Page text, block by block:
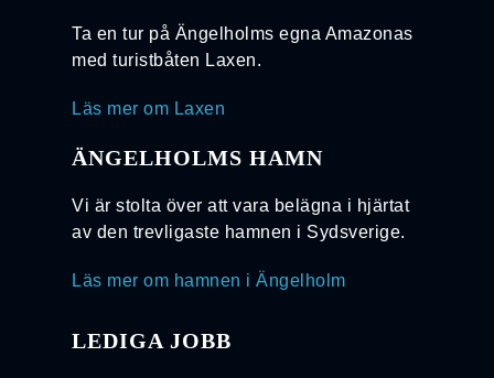
Ta en tur på Ängelholms egna Amazonas
med turistbåten Laxen.
Läs mer om Laxen
ÄNGELHOLMS HAMN
Vi är stolta över att vara belägna i hjärtat
av den trevligaste hamnen i Sydsverige.
Läs mer om hamnen i Ängelholm
LEDIGA JOBB